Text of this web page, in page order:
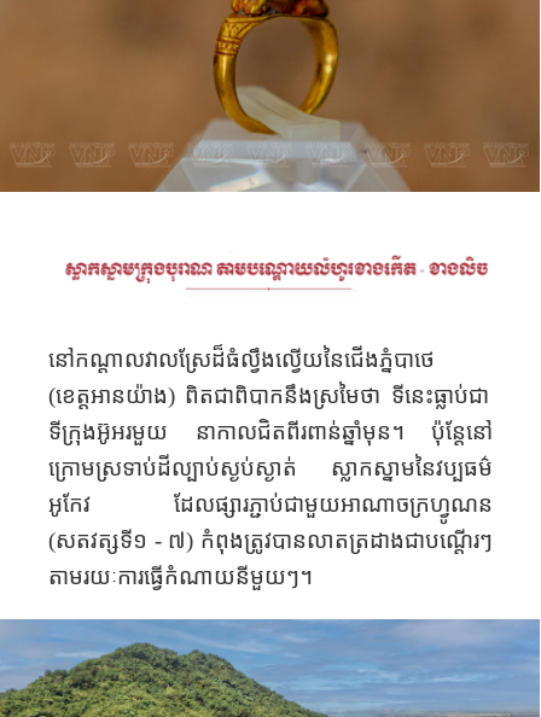
នៅកណ្តាលវាលស្រែដ៏ធំល្វឹងល្វើយនៃជើងភ្នំបាថេ
(ខេត្តអាន​យ៉ាង​) ពិតជាពិបាកនឹងស្រមៃថា ទីនេះធ្លាប់ជា
ទីក្រុងអ៊ូអរមួយ នា​កាលជិតពីរពាន់ឆ្នាំមុន។ ប៉ុន្តែនៅ
ក្រោមស្រទាប់ដីល្បាប់ស្ងប់ស្ងាត់ ស្លាកស្នាមនៃវប្បធម៌
អូកែវ ដែលផ្សារភ្ជាប់ជាមួយអាណាចក្រហ្វូណន
(សតវត្សទី១ - ៧) កំពុងត្រូវបានលាតត្រដាងជាបណ្តើរៗ
តាមរយៈការធ្វើកំណាយនីមួយៗ។